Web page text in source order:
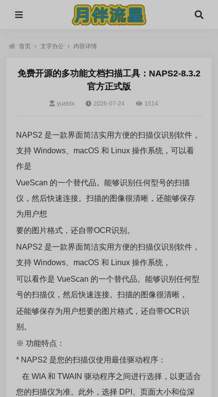
首页 › 文字办公 › 内容详情
免费开源的多功能文档扫描工具：NAPS2-8.3.2
官方正式版
yueblx 2026-07-24 1514
NAPS2 是一款界面简洁实用方便的扫描仪识别软件，
支持 Windows、macOS 和 Linux 操作系统，可以看
作是
VueScan 的一个替代品。能够识别任何型号的扫描
仪，然后快速连接。扫描的图像很清晰，还能够保存
为用户想
要的图片格式，还自带OCR识别。
NAPS2 是一款界面简洁实用方便的扫描仪识别软件，
支持 Windows、macOS 和 Linux 操作系统，
可以看作是 VueScan 的一个替代品。能够识别任何型
号的扫描仪，然后快速连接。扫描的图像很清晰，
还能够保存为用户想要的图片格式，还自带OCR识
别。
※功能特点：
* NAPS2 是您的扫描仪使用最佳驱动程序：
在 WIA 和 TWAIN 驱动程序之间进行选择，以更适合
您的扫描仪为准。此外，选择 DPI、页面大小和位深